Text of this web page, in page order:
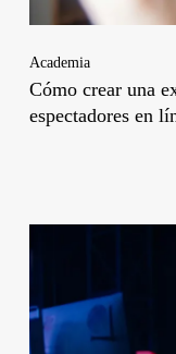
Academia
Cómo crear una
espectadores en